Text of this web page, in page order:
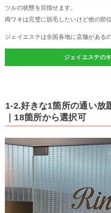
ツルの状態を目指せます。
両ワキは完璧に脱毛したいけど他の部
ジェイエステは全国各地に店舗がある
ジェイエステの
1-2.好きな1箇所の通い放
｜18箇所から選択可